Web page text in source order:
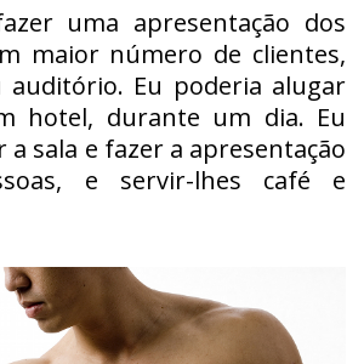
uma apresentação dos
maior número de clientes,
auditório. Eu poderia alugar
hotel, durante um dia. Eu
a sala e fazer a apresentação
e servir-lhes café e